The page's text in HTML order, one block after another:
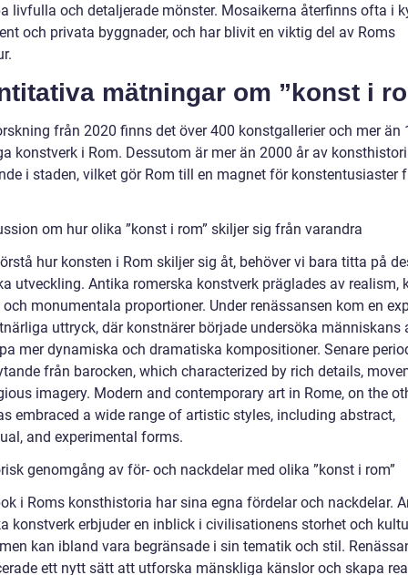
livfulla och detaljerade mönster. Mosaikerna återfinns ofta i
och privata byggnader, och har blivit en viktig del av Roms
mätningar om ”konst i
från 2020 finns det över 400 konstgallerier och mer än
konstverk i Rom. Dessutom är mer än 2000 år av
i staden, vilket gör Rom till en magnet för konstentusiaster
om hur olika ”konst i rom” skiljer sig från varandra
hur konsten i Rom skiljer sig åt, behöver vi bara titta på
utveckling. Antika romerska konstverk präglades av realism,
monumentala proportioner. Under renässansen kom en
uttryck, där konstnärer började undersöka människans
mer dynamiska och dramatiska kompositioner. Senare
från barocken, which characterized by rich details,
imagery. Modern and contemporary art in Rome, on the
embraced a wide range of artistic styles, including abstract,
and experimental forms.
genomgång av för- och nackdelar med olika ”konst i rom”
i Roms konsthistoria har sina egna fördelar och nackdelar.
konstverk erbjuder en inblick i civilisationens storhet och
kan ibland vara begränsade i sin tematik och stil.
ett nytt sätt att utforska mänskliga känslor och skapa